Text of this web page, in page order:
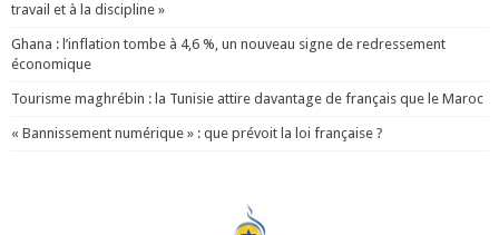
travail et à la discipline »
Ghana : l’inflation tombe à 4,6 %, un nouveau signe de redressement
économique
Tourisme maghrébin : la Tunisie attire davantage de français que le Maroc
« Bannissement numérique » : que prévoit la loi française ?